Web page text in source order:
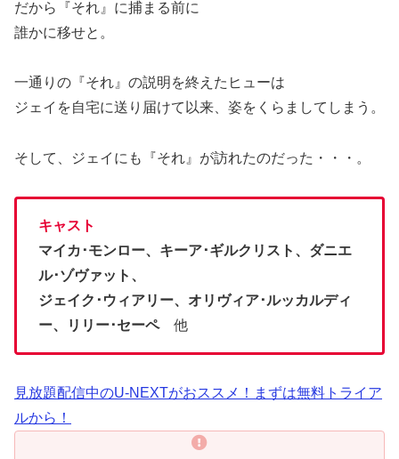
だから『それ』に捕まる前に
誰かに移せと。
一通りの『それ』の説明を終えたヒューは
ジェイを自宅に送り届けて以来、姿をくらましてしまう。
そして、ジェイにも『それ』が訪れたのだった・・・。
キャスト
マイカ･モンロー、キーア･ギルクリスト、ダニエ
ル･ゾヴァット、
ジェイク･ウィアリー、オリヴィア･ルッカルディ
ー、リリー･セーペ他
見放題配信中のU-NEXTがおススメ！まずは無料トライア
ルから！